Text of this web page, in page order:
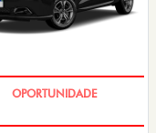
BÔNUS DE 6 MIL REAIS